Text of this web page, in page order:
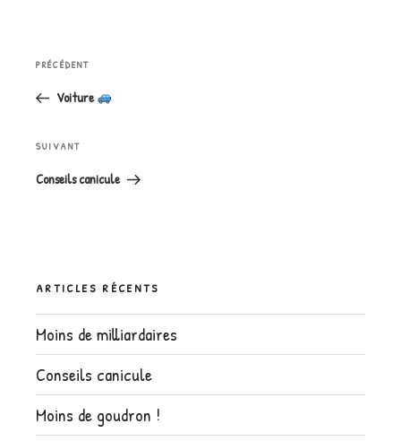
de
l’article
Article
précédent
PRÉCÉDENT
Voiture
Article
suivant
SUIVANT
Conseils canicule
ARTICLES RÉCENTS
Moins de milliardaires
Conseils canicule
Moins de goudron !